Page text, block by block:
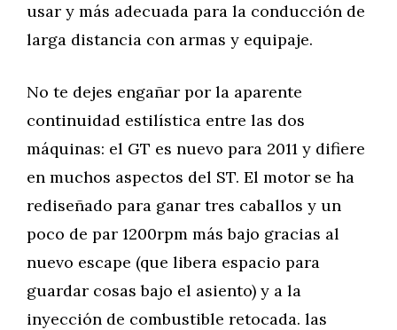
usar y más adecuada para la conducción de
larga distancia con armas y equipaje.
No te dejes engañar por la aparente
continuidad estilística entre las dos
máquinas: el GT es nuevo para 2011 y difiere
en muchos aspectos del ST. El motor se ha
rediseñado para ganar tres caballos y un
poco de par 1200rpm más bajo gracias al
nuevo escape (que libera espacio para
guardar cosas bajo el asiento) y a la
inyección de combustible retocada. las